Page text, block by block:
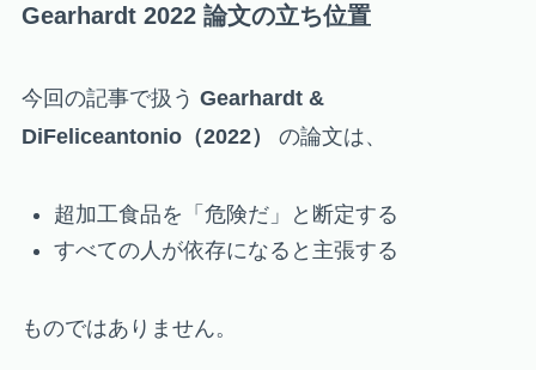
Gearhardt 2022 論文の立ち位置
今回の記事で扱う Gearhardt &
DiFeliceantonio（2022）
の論文は、
超加工食品を「危険だ」と断定する
すべての人が依存になると主張する
ものではありません。